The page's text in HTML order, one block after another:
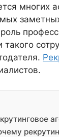
многих
такого